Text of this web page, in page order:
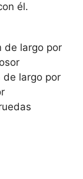
él.
de largo por
de largo por